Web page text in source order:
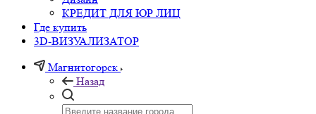
КРЕДИТ ДЛЯ ЮР ЛИЦ
Где купить
3D-ВИЗУАЛИЗАТОР
Магнитогорск
Назад